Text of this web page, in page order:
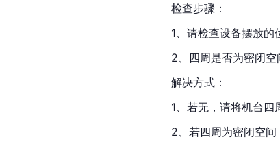
检查步骤：
1、请检查设备摆放的
2、四周是否为密闭空
解决方式：
1、若无，请将机台四
2、若四周为密闭空间